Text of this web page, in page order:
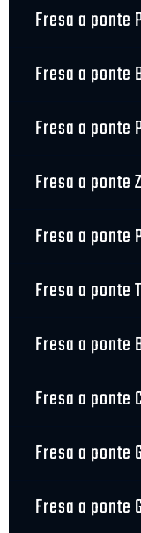
Fresa a ponte
Fresa a ponte
Fresa a ponte
Fresa a ponte
Fresa a ponte
Fresa a ponte
Fresa a ponte
Fresa a ponte
Fresa a ponte
Fresa a ponte